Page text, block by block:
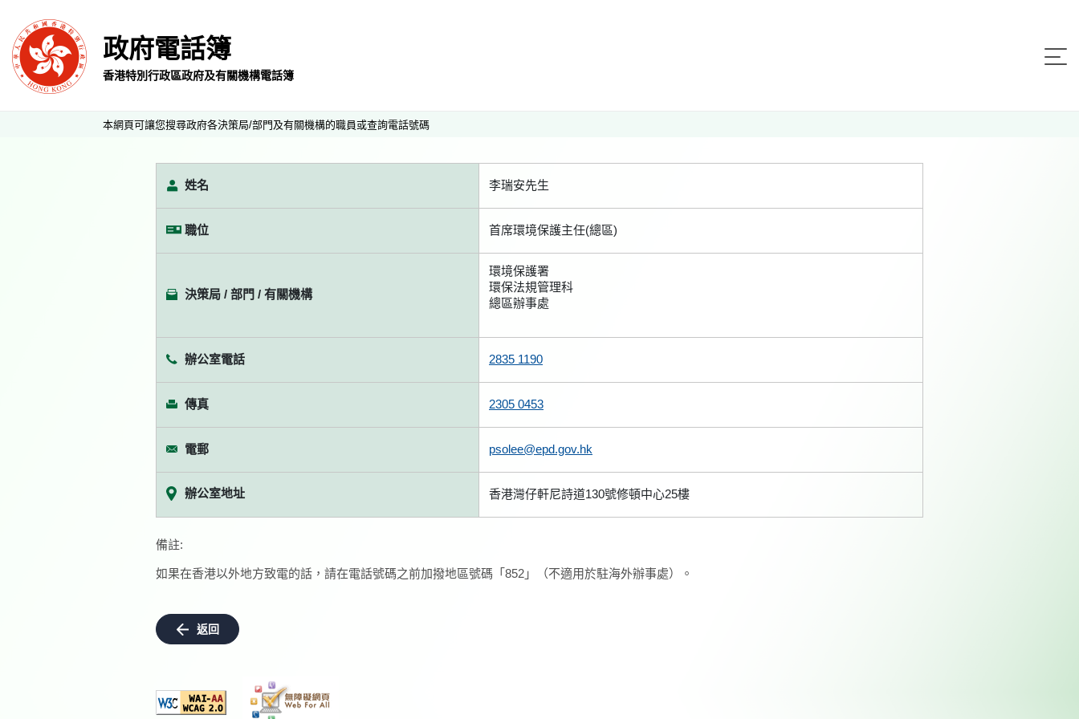
政府電話簿
香港特別行政區政府及有關機構電話簿
本網頁可讓您搜尋政府各決策局/部門及有關機構的職員或查詢電話號碼
姓名 李瑞安先生
職位 首席環境保護主任(總區)
決策局 / 部門 / 有關機構
環境保護署
環保法規管理科
總區辦事處
辦公室電話 2835 1190
傳真 2305 0453
電郵 psolee@epd.gov.hk
辦公室地址 香港灣仔軒尼詩道130號修頓中心25樓
備註:
如果在香港以外地方致電的話，請在電話號碼之前加撥地區號碼「852」（不適用於駐海外辦事處）。
返回